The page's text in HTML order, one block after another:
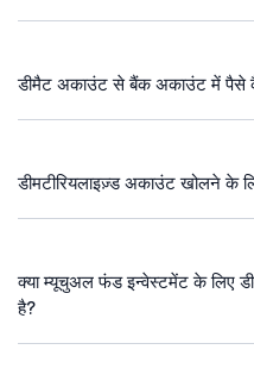
डीमैट अकाउंट से बैंक अकाउंट में पैसे
डीमटीरियलाइज़्ड अकाउंट खोलने के
क्या म्यूचुअल फंड इन्वेस्टमेंट के लिए
है?